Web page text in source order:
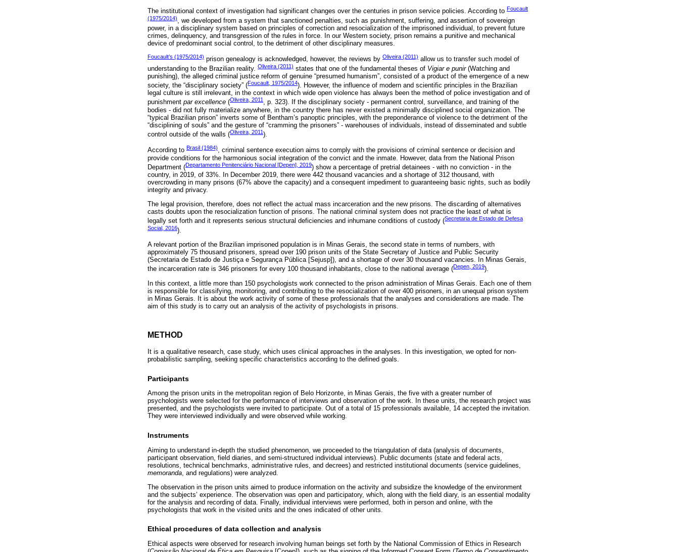
The institutional context of investigation had significant changes over the centuries in prison service policies. According to Foucault
(1975/2014)
, we developed from a system that sanctioned penalties, such as punishment, suffering, and assertion of sovereign
power, in a disciplinary system based on principles of correction and resocialization of the imprisoned individual, to prevent future
crimes, delinquency, and transgression of the rules in force. In our Western society, prison remains a punitive and mechanical
device of predominant social control, to the detriment of other disciplinary measures.
Foucault’s (1975/2014) prison genealogy is acknowledged, however, the reviews by Oliveira (2011) allow us to transfer such model of
understanding to the Brazilian reality. Oliveira (2011) states that one of the fundamental theses of Vigiar e punir(Watching and
punishing), the alleged criminal justice reform of genuine “presumed humanism”, consisted of a product of the emergence of a new
society, the “disciplinary society” (Foucault, 1975/2014). However, the influence of modern and scientific principles in the Brazilian
legal culture is still irrelevant, in the context in which wide open violence has always been the method of police investigation and of
punishment par excellence (Oliveira, 2011 , p. 323). If the disciplinary society - permanent control, surveillance, and training of the
bodies - did not fully materialize anywhere, in the country there has never existed a minimally disciplined social organization. The
“typical Brazilian prison” inverts some of Bentham’s panoptic principles, with the preponderance of violence to the detriment of the
“disciplining of souls” and the gesture of “cramming the prisoners” - warehouses of individuals, instead of disseminated and subtle
control outside of the walls (Oliveira, 2011).
According to Brasil (1984), criminal sentence execution aims to comply with the provisions of criminal sentence or decision and
provide conditions for the harmonious social integration of the convict and the inmate. However, data from the National Prison
Department (Departamento Penitenciário Nacional [Depen], 2019) show a percentage of pretrial detainees - with no conviction - in the
country, in 2019, of 33%. In December 2019, there were 442 thousand vacancies and a shortage of 312 thousand, with
overcrowding in many prisons (67% above the capacity) and a consequent impediment to guaranteeing basic rights, such as bodily
integrity and privacy.
The legal provision, therefore, does not reflect the actual mass incarceration and the new prisons. The discarding of alternatives
casts doubts upon the resocialization function of prisons. The national criminal system does not practice the least of what is
legally set forth and it represents serious structural deficiencies and inhumane conditions of custody (Secretaria de Estado de Defesa
Social, 2016).
A relevant portion of the Brazilian imprisoned population is in Minas Gerais, the second state in terms of numbers, with
approximately 75 thousand prisoners, spread over 190 prison units of the State Secretary of Justice and Public Security
(Secretaria de Estado de Justiça e Segurança Pública [Sejusp]), and a shortage of over 30 thousand vacancies. In Minas Gerais,
the incarceration rate is 346 prisoners for every 100 thousand inhabitants, close to the national average (Depen, 2019).
In this context, a little more than 150 psychologists work connected to the prison administration of Minas Gerais. Each one of them
is responsible for classifying, monitoring, and contributing to the resocialization of over 400 prisoners, in an unequal prison system
in Minas Gerais. It is about the work activity of some of these professionals that the analyses and considerations are made. The
aim of this study is to carry out an analysis of the activity of psychologists in prisons.
METHOD
It is a qualitative research, case study, which uses clinical approaches in the analyses. In this investigation, we opted for non-
probabilistic sampling, seeking specific characteristics according to the defined goals.
Participants
Among the prison units in the metropolitan region of Belo Horizonte, in Minas Gerais, the five with a greater number of
psychologists were selected for the performance of interviews and observation of the work. In these units, the research project was
presented, and the psychologists were invited to participate. Out of a total of 15 professionals available, 14 accepted the invitation.
They were interviewed individually and were observed while working.
Instruments
Aiming to understand in-depth the studied phenomenon, we proceeded to the triangulation of data (analysis of documents,
participant observation, field diaries, and semi-structured individual interviews). Public documents (state and federal acts,
resolutions, technical benchmarks, administrative rules, and decrees) and restricted institutional documents (service guidelines,
memoranda , and regulations) were analyzed.
The observation in the prison units aimed to produce information on the activity and subsidize the knowledge of the environment
and the subjects’ experience. The observation was open and participatory, which, along with the field diary, is an essential modality
for the analysis and recording of data. Finally, individual interviews were performed, both in person and online, with the
psychologists that work in the visited units and the ones indicated of other units.
Ethical procedures of data collection and analysis
Ethical aspects were observed for research involving human beings set forth by the National Commission of Ethics in Research